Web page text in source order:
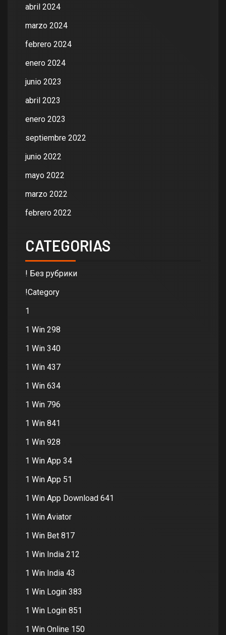
abril 2024
marzo 2024
febrero 2024
enero 2024
junio 2023
abril 2023
enero 2023
septiembre 2022
junio 2022
mayo 2022
marzo 2022
febrero 2022
CATEGORIAS
! Без рубрики
!Category
1
1 Win 298
1 Win 340
1 Win 437
1 Win 634
1 Win 796
1 Win 841
1 Win 928
1 Win App 34
1 Win App 51
1 Win App Download 641
1 Win Aviator
1 Win Bet 817
1 Win India 212
1 Win India 43
1 Win Login 383
1 Win Login 851
1 Win Online 150